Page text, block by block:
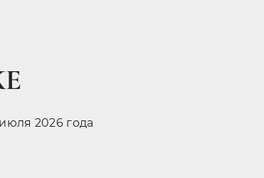
2026 года